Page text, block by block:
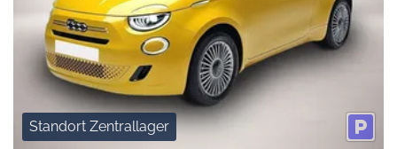
Standort Zentrallager